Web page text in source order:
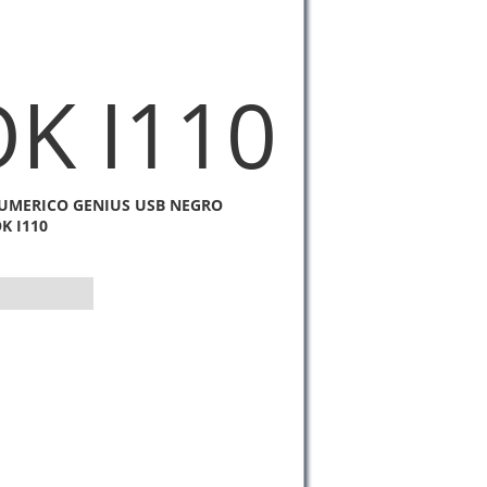
I110
GENIUS USB NEGRO
I110